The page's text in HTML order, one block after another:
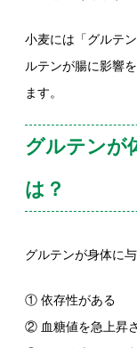
小麦には「グルテ
ルテンが腸に影響
ます。
グルテンが
は？
グルテンが身体に
① 依存性がある
② 血糖値を急上昇